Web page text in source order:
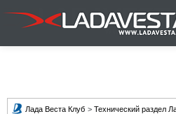
Лада Веста Клуб > Технический раздел